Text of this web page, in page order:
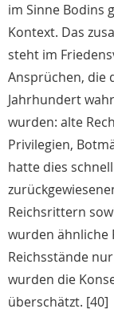
im Sinne Bodins
Kontext. Das
steht im
Ansprüchen, die
Jahrhundert
wurden: alte
Privilegien,
hatte dies
Reichsrittern
wurden ähnliche
Reichsstände
wurden die
überschätzt. [40]